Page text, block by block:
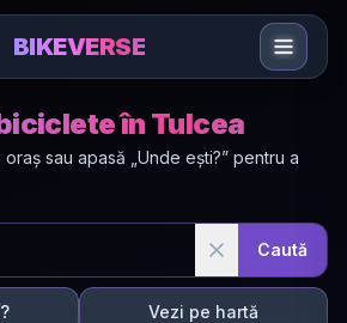
BIKEVERSE
în Tulcea
sau apasă „Unde ești?” pentru a
Caută
Vezi pe hartă